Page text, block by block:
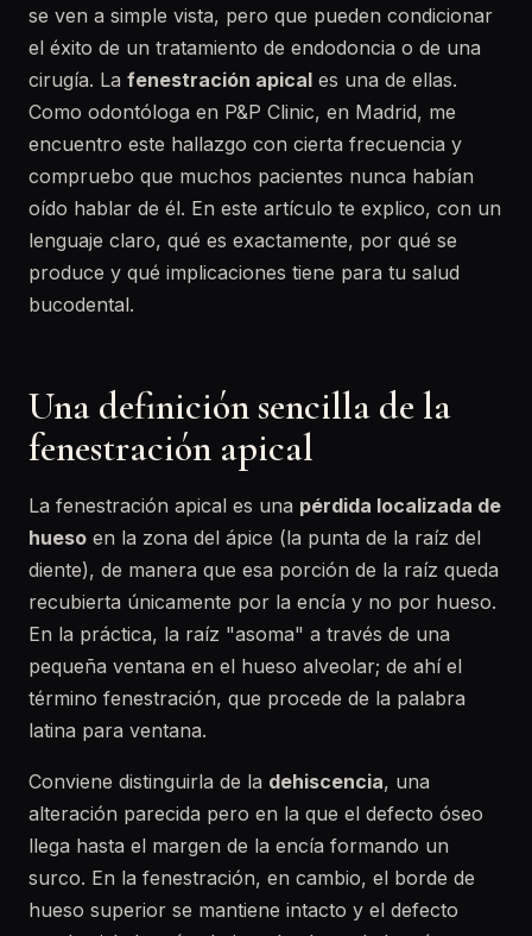
se ven a simple vista, pero que pueden condicionar
el éxito de un tratamiento de endodoncia o de una
cirugía. La fenestración apical es una de ellas.
Como odontóloga en P&P Clinic, en Madrid, me
encuentro este hallazgo con cierta frecuencia y
compruebo que muchos pacientes nunca habían
oído hablar de él. En este artículo te explico, con un
lenguaje claro, qué es exactamente, por qué se
produce y qué implicaciones tiene para tu salud
bucodental.
Una definición sencilla de la
fenestración apical
La fenestración apical es una pérdida localizada de
hueso en la zona del ápice (la punta de la raíz del
diente), de manera que esa porción de la raíz queda
recubierta únicamente por la encía y no por hueso.
En la práctica, la raíz "asoma" a través de una
pequeña ventana en el hueso alveolar; de ahí el
término fenestración, que procede de la palabra
latina para ventana.
Conviene distinguirla de la dehiscencia, una
alteración parecida pero en la que el defecto óseo
llega hasta el margen de la encía formando un
surco. En la fenestración, en cambio, el borde de
hueso superior se mantiene intacto y el defecto